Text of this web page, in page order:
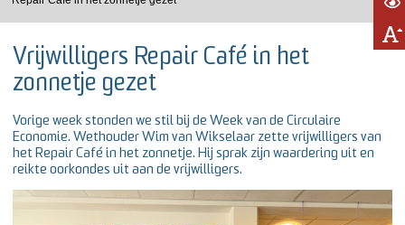
Vrijwilligers Repair Café in het
zonnetje gezet
Vorige week stonden we stil bij de Week van de Circulaire
Economie. Wethouder Wim van Wikselaar zette vrijwilligers van
het Repair Café in het zonnetje. Hij sprak zijn waardering uit en
reikte oorkondes uit aan de vrijwilligers.